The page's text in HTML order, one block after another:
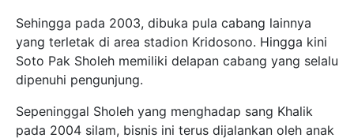
Sehingga pada 2003, dibuka pula cabang lainnya
yang terletak di area stadion Kridosono. Hingga kini
Soto Pak Sholeh memiliki delapan cabang yang selalu
dipenuhi pengunjung.
Sepeninggal Sholeh yang menghadap sang Khalik
pada 2004 silam, bisnis ini terus dijalankan oleh anak